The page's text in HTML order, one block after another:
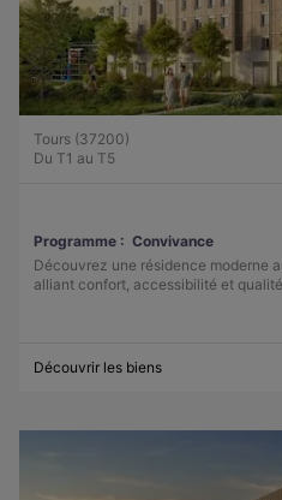
Tours (37200)
Du T1 au T5
Programme : Convivance
Découvrez une résidence moderne
alliant confort, accessibilité et
Découvrir les biens